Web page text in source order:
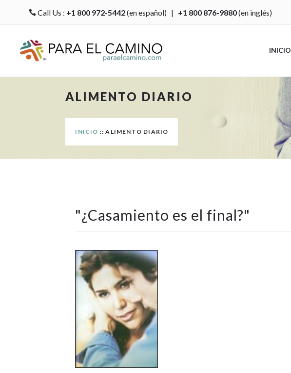
Call Us : +1 800 972-5442(en español) | +1 800 876-9880(en inglés)
INICIO
ALIMENTO DIARIO
INICIO :: ALIMENTO DIARIO
"¿Casamiento es el final?"